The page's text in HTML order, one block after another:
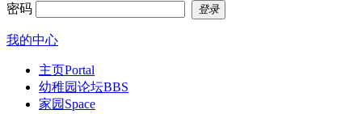
密码 登录
我的中心
主页Portal
幼稚园论坛BBS
家园 Space